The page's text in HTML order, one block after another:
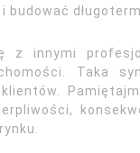
z innymi
Taka